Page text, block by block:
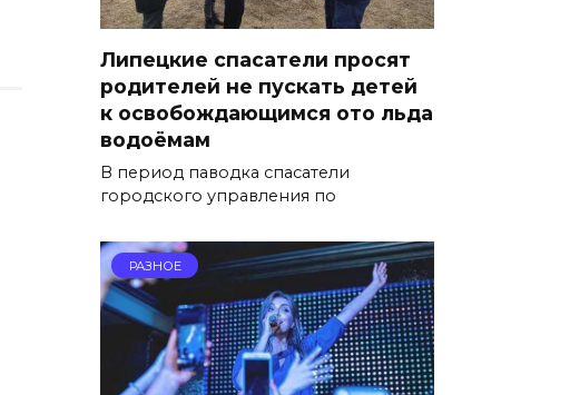
Липецкие спасатели просят
родителей не пускать детей
к освобождающимся ото льда
водоёмам
В период паводка спасатели
городского управления по
РАЗНОЕ